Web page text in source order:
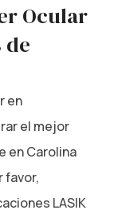
Ocular
de
en
el mejor
en Carolina
favor,
LASIK